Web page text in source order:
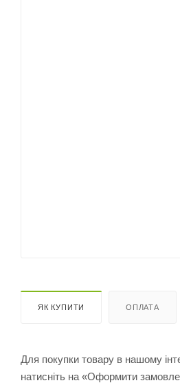
ЯК КУПИТИ ОПЛАТА
Для покупки товару в нашому
натисніть на «Оформити